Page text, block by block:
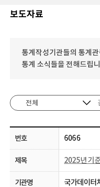
보도자료
통계작성기관들의 통계
통계 소식들을 전해드립
6066
국가데이터